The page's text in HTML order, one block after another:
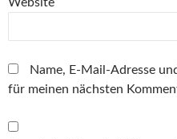
Name, E-Mail-Adresse
für meinen nächsten